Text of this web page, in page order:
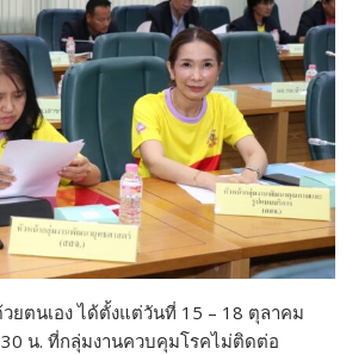
ยตนเอง ได้ตั้งแต่วันที่ 15 – 18 ตุลาคม
น. ที่กลุ่มงานควบคุมโรคไม่ติดต่อ